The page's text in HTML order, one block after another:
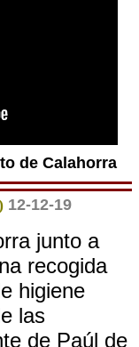
de Calahorra
12-12-19
junto a
recogida
higiene
las
de Paúl de